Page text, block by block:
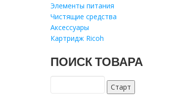
Элементы питания
Чистящие средства
Аксессуары
Картридж Ricoh
ПОИСК ТОВАРА